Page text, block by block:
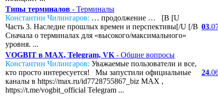
Типы терминалов - Терминалы
Константин Чилингаров: … продолжение … [B [U
Часть 3. Наследие прошлых времен и перспективы[/U [/B
Сначала о терминалах для «высокого/максимального»
уровня. ...
03
VOGBIT в MAX, Telegram, VK - Общие вопросы
Константин Чилингаров: Уважаемые пользователи и все,
кто просто интересуется! Мы запустили официальные
каналы в https://max.ru/id7728755867_biz MAX ,
https://t.me/vogbit_official Telegram ...
24